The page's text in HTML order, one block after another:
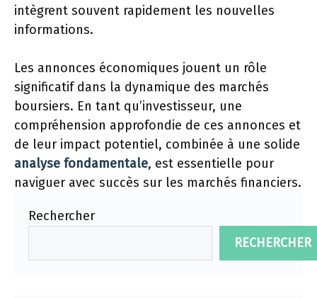
intègrent souvent rapidement les nouvelles
informations.
Les annonces économiques jouent un rôle
significatif dans la dynamique des marchés
boursiers. En tant qu’investisseur, une
compréhension approfondie de ces annonces et
de leur impact potentiel, combinée à une solide
analyse fondamentale, est essentielle pour
naviguer avec succès sur les marchés financiers.
Rechercher
RECHERCHER